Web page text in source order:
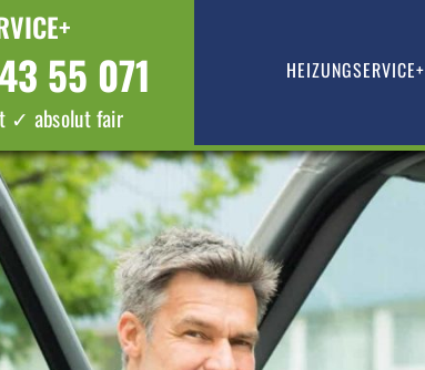
55 071
✓ absolut fair
HEIZUNGSERVICE+